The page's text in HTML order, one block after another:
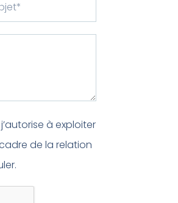
à exploiter
de la relation